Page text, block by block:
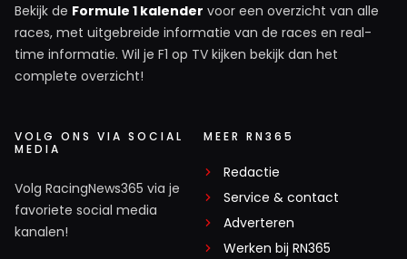
Bekijk de Formule 1 kalender voor een overzicht van alle
races, met uitgebreide informatie van de races en real-
time informatie. Wil je F1 op TV kijken bekijk dan het
complete overzicht!
VOLG ONS VIA SOCIAL
MEDIA
Volg RacingNews365 via je
favoriete social media
kanalen!
MEER RN365
Redactie
Service & contact
Adverteren
Werken bij RN365